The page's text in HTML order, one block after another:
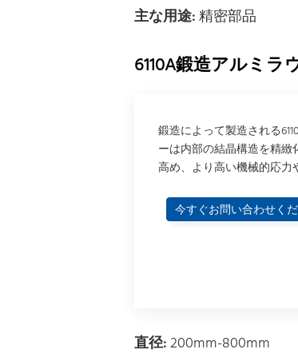
主な用途:精密部品
6110A鍛造アルミラ
鍛造によって製造される
ーは内部の結晶構造を精
高め、より高い機械的応力
今すぐお問い合わせく
直径:200mm-800mm